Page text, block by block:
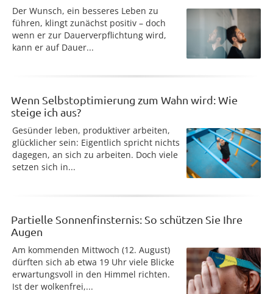
Der Wunsch, ein besseres Leben zu
führen, klingt zunächst positiv – doch
wenn er zur Dauerverpflichtung wird,
kann er auf Dauer...
Wenn Selbstoptimierung zum Wahn wird: Wie
steige ich aus?
Gesünder leben, produktiver arbeiten,
glücklicher sein: Eigentlich spricht nichts
dagegen, an sich zu arbeiten. Doch viele
setzen sich in...
Partielle Sonnenfinsternis: So schützen Sie Ihre
Augen
Am kommenden Mittwoch (12. August)
dürften sich ab etwa 19 Uhr viele Blicke
erwartungsvoll in den Himmel richten.
Ist der wolkenfrei,...